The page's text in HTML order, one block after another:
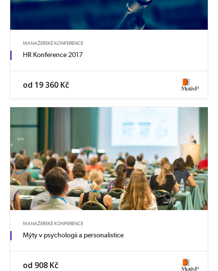
MANAŽERSKÉ KONFERENCE
HR Konference 2017
od 19 360 Kč
MANAŽERSKÉ KONFERENCE
Mýty v psychologii a personalistice
od 908 Kč